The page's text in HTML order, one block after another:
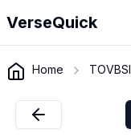
VerseQuick
Home TOVBSI